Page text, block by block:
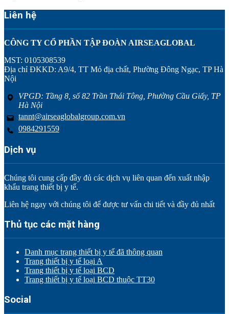
Liên hệ
CÔNG TY CỔ PHẦN TẬP ĐOÀN AIRSEAGLOBAL
MST: 0105308539
Địa chỉ ĐKKD: A9/4, TT Mỏ địa chất, Phường Đông Ngạc, TP Hà
Nội
VPGD: Tầng 8, số 82 Trần Thái Tông, Phường Cầu Giấy, TP
Hà Nội
tannt@airseaglobalgroup.com.vn
0984291559
Dịch vụ
Chúng tôi cung cấp đầy đủ các dịch vụ liên quan đến xuất nhập
khẩu trang thiết bị y tế.
Liên hệ ngay với chúng tôi để được tư vấn chi tiết và đầy đủ nhất
Thủ tục các mặt hàng
Danh mục trang thiết bị y tế đã thông quan
Trang thiết bị y tế loại A
Trang thiết bị y tế loại BCD
Trang thiết bị y tế loại BCD thuộc TT30
Social